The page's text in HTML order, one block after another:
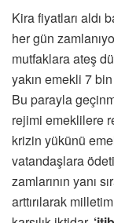
Kira fiyatları aldı
her gün
mutfaklara ateş
yakın emekli 7
Bu parayla
rejimi emeklilere
krizin yükünü
vatandaşlara
zamlarının yanı
arttırılarak